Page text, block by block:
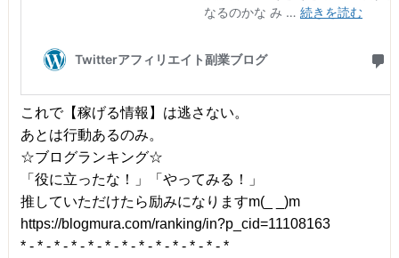
これで【稼げる情報】は逃さない。
あとは行動あるのみ。
☆ブログランキング☆
「役に立ったな！」「やってみる！」
推していただけたら励みになりますm(_ _)m
https://blogmura.com/ranking/in?p_cid=11108163
* - * - * - * - * - * - * - * - * - * - * - * - *